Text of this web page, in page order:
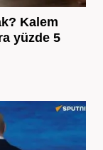
Kalem
yüzde 5